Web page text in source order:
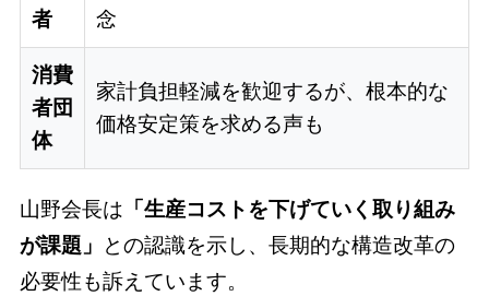
者
念
消費
者団
体
家計負担軽減を歓迎するが、根本的な
価格安定策を求める声も
山野会長は 「生産コストを下げていく取り組み
が課題」
との認識を示し、長期的な構造改革の
必要性も訴えています。